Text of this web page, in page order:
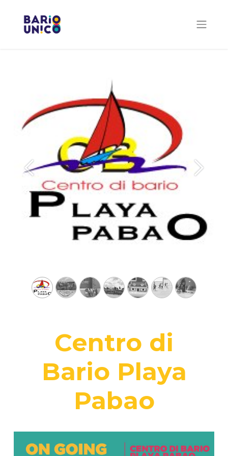
Previous Next
Centro di
Bario Playa
Pabao